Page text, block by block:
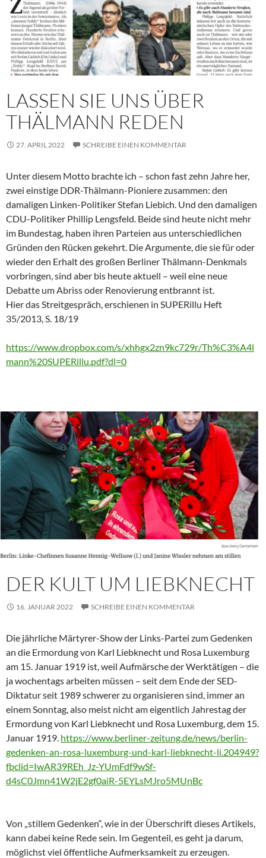
LASSEN SIE UNS ÜBER
THÄLMANN REDEN
27. APRIL 2022 SCHREIBE EINEN KOMMENTAR
Unter diesem Motto brachte ich – schon fast zehn Jahre her,
zwei einstige DDR-Thälmann-Pioniere zusammen: den
damaligen Linken-Politiker Stefan Liebich. Und den damaligen
CDU-Politiker Phillip Lengsfeld. Beide sind heute nicht mehr
im Bundestag, haben ihren Parteien aus unterschiedlichen
Gründen den Rücken gekehrt. Die Argumente, die sie für oder
wieder den Erhalt des großen Berliner Thälmann-Denkmals
vorbringen, sind aber bis heute aktuell – weil eine neue
Debatte um Abriss oder Renovierung entbrannt ist.
Hier das Streitgespräch, erschienen in SUPERillu Heft
35/2013, S. 18/19
https://www.dropbox.com/s/xhhgx2zn9kc729r/Th%C3%A4l
mann%20SUPERillu.pdf?dl=0
DER KULT UM LIEBKNECHT
16. JANUAR 2022 SCHREIBE EINEN KOMMENTAR
Die jährliche Märtyrer-Show der Links-Partei zum Gedenken
an die Ermordung von Karl Liebknecht und Rosa Luxemburg
am 15. Januar 1919 ist, weil Aufmärsche der Werktätigen – die
ja wochentags arbeiten müssen – seit dem Ende der SED-
Diktatur seit 1989 schwerer zu organisieren sind, immer an
einem Sonntag, also meist nicht am eigentlich Jahrestag der
Ermordung von Karl Liebknecht und Rosa Luxemburg, dem 15.
Januar 1919. https://www.berliner-zeitung.de/news/berlin-
gedenken-an-rosa-luxemburg-und-karl-liebknecht-li.204949?
fbclid=IwAR39REh_Jz-YUmFdf9wSf-
d4sC0Jmn41W2jE2gf0aiR-5EYLsMJro5MUnBc
Von „stillem Gedenken“, wie in der Überschrift dieses Artikels,
kann dabei keine Rede sein. Im Gegenteil, es geht ja darum,
möglichst viel öffentliche Aufmerksamkeit zu erzeugen.